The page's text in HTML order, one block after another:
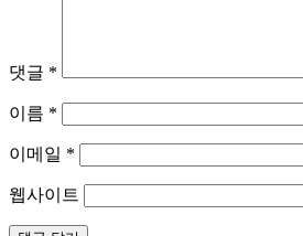
댓글 *
이름 *
이메일 *
웹사이트